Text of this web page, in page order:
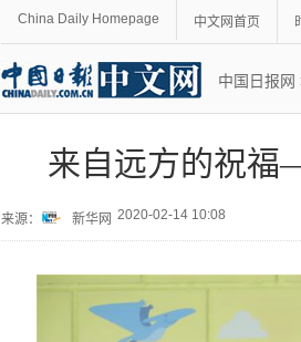
China Daily Homepage 中文网首页
中国日报网
来自远方的祝
来源： 新华网 2020-02-14 10:08